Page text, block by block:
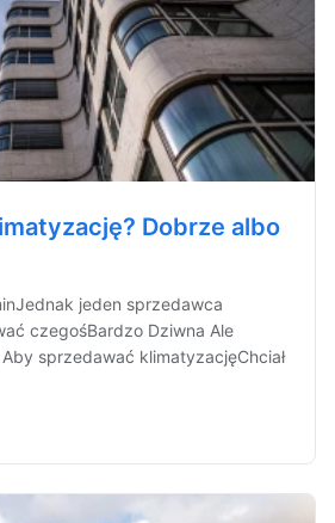
Dobrze albo
jeden sprzedawca
czegośBardzo Dziwna Ale
sprzedawać klimatyzacjęChciał